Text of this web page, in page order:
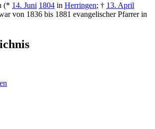
(* 14. Juni 1804 in Herringen; † 13. April
von 1836 bis 1881 evangelischer Pfarrer in